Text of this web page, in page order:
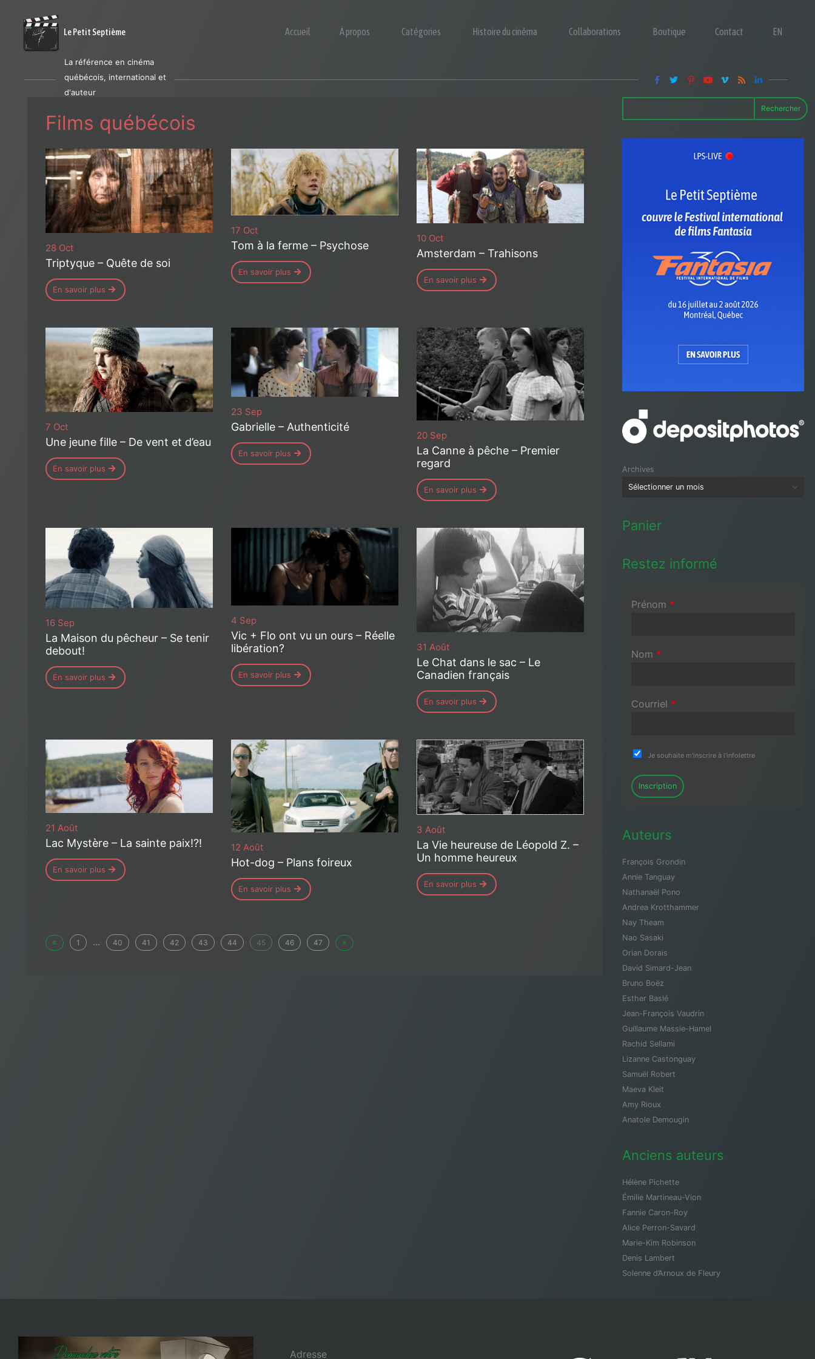
Le Petit Septième Accueil À propos Catégories Histoire du cinéma Collaborations Boutique Contact EN
La référence en cinéma
québécois, international et
d'auteur
Films québécois
28 Oct
Triptyque – Quête de soi
En savoir plus
17 Oct
Tom à la ferme – Psychose
En savoir plus
10 Oct
Amsterdam – Trahisons
En savoir plus
7 Oct
Une jeune fille – De vent et d’eau
En savoir plus
23 Sep
Gabrielle – Authenticité
En savoir plus
20 Sep
La Canne à pêche – Premier
regard
En savoir plus
16 Sep
La Maison du pêcheur – Se tenir
debout!
En savoir plus
4 Sep
Vic + Flo ont vu un ours – Réelle
libération?
En savoir plus
31 Août
Le Chat dans le sac – Le
Canadien français
En savoir plus
21 Août
Lac Mystère – La sainte paix!?!
En savoir plus
12 Août
Hot-dog – Plans foireux
En savoir plus
3 Août
La Vie heureuse de Léopold Z. –
Un homme heureux
En savoir plus
« 1 ... 40 41 42 43 44 45 46 47 »
Rechercher
Archives
Panier
Restez informé
Prénom *
Nom *
Courriel *
Je souhaite m'inscrire à l'infolettre
Inscription
Auteurs
François Grondin
Annie Tanguay
Nathanaël Pono
Andrea Krotthammer
Nay Theam
Nao Sasaki
Orian Dorais
David Simard-Jean
Bruno Boëz
Esther Baslé
Jean-François Vaudrin
Guillaume Massie-Hamel
Rachid Sellami
Lizanne Castonguay
Samuël Robert
Maeva Kleit
Amy Rioux
Anatole Demougin
Anciens auteurs
Hélène Pichette
Émilie Martineau-Vion
Fannie Caron-Roy
Alice Perron-Savard
Marie-Kim Robinson
Denis Lambert
Solenne d’Arnoux de Fleury
Adresse